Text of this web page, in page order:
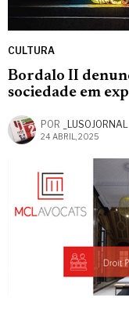
CULTURA
Bordalo II
sociedade em
POR _LUSOJORNAL
24 ABRIL, 2025